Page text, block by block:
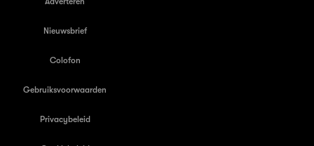
Nieuwsbrief
Colofon
Gebruiksvoorwaarden
Privacybeleid